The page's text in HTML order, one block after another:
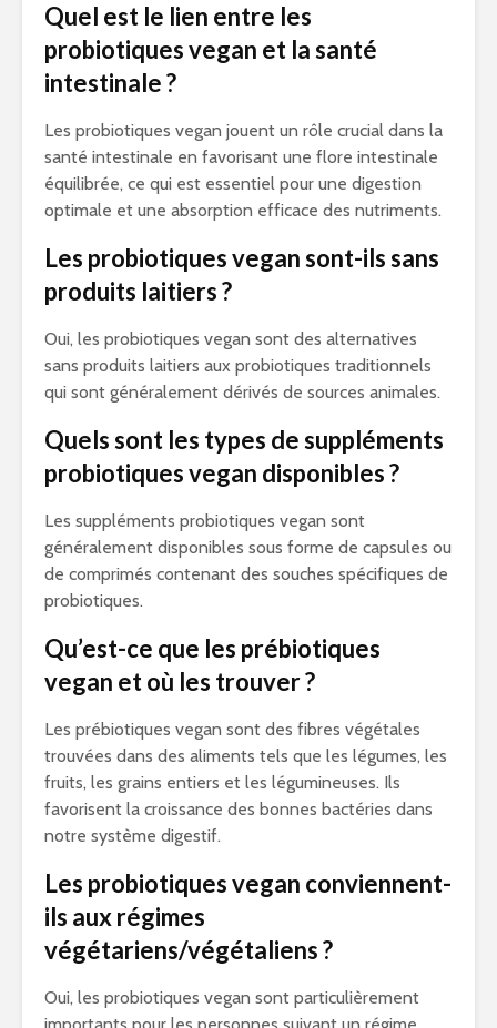
Quel est le lien entre les
probiotiques vegan et la santé
intestinale ?
Les probiotiques vegan jouent un rôle crucial dans la
santé intestinale en favorisant une flore intestinale
équilibrée, ce qui est essentiel pour une digestion
optimale et une absorption efficace des nutriments.
Les probiotiques vegan sont-ils sans
produits laitiers ?
Oui, les probiotiques vegan sont des alternatives
sans produits laitiers aux probiotiques traditionnels
qui sont généralement dérivés de sources animales.
Quels sont les types de suppléments
probiotiques vegan disponibles ?
Les suppléments probiotiques vegan sont
généralement disponibles sous forme de capsules ou
de comprimés contenant des souches spécifiques de
probiotiques.
Qu’est-ce que les prébiotiques
vegan et où les trouver ?
Les prébiotiques vegan sont des fibres végétales
trouvées dans des aliments tels que les légumes, les
fruits, les grains entiers et les légumineuses. Ils
favorisent la croissance des bonnes bactéries dans
notre système digestif.
Les probiotiques vegan conviennent-
ils aux régimes
végétariens/végétaliens ?
Oui, les probiotiques vegan sont particulièrement